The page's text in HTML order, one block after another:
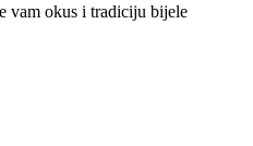
vam okus i tradiciju bijele